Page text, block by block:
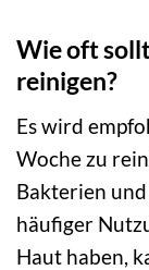
Wie oft
reinigen?
Es wird
Woche zu
Bakterien
häufiger
Haut haben,